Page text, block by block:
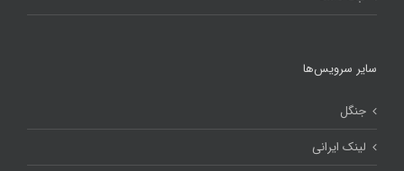
سایر سرویس‌ها
جنگل
لینک ایرانی